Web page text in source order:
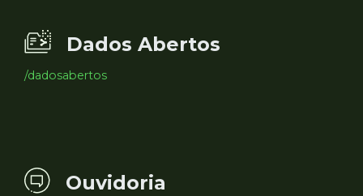
Dados Abertos
/dadosabertos
Ouvidoria